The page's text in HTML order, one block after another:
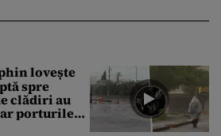
lovește
spre
clădiri au
porturile